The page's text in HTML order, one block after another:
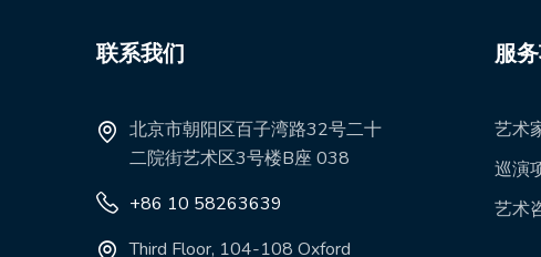
联系我们
北京市朝阳区百子湾路32号二十
二院街艺术区3号楼B座 038
+86 10 58263639
Third Floor, 104-108 Oxford
服
艺术
巡演
艺术